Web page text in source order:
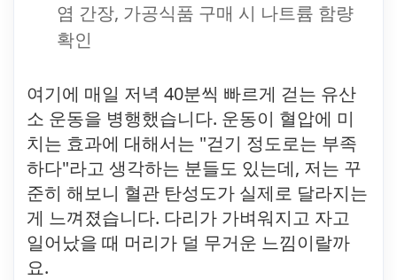
염 간장, 가공식품 구매 시 나트륨 함량
확인
여기에 매일 저녁 40분씩 빠르게 걷는 유산
소 운동을 병행했습니다. 운동이 혈압에 미
치는 효과에 대해서는 "걷기 정도로는 부족
하다"라고 생각하는 분들도 있는데, 저는 꾸
준히 해보니 혈관 탄성도가 실제로 달라지는
게 느껴졌습니다. 다리가 가벼워지고 자고
일어났을 때 머리가 덜 무거운 느낌이랄까
요.